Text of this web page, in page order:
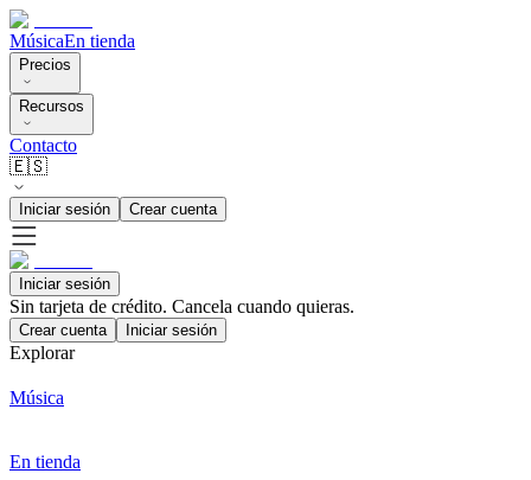
MúsicaEn tienda
Precios
Recursos
Contacto
🇪🇸
Iniciar sesión Crear cuenta
Iniciar sesión
Sin tarjeta de crédito. Cancela cuando quieras.
Crear cuenta Iniciar sesión
Explorar
Música
En tienda